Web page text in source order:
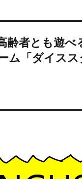
齢者とも遊べ
ム「ダイス